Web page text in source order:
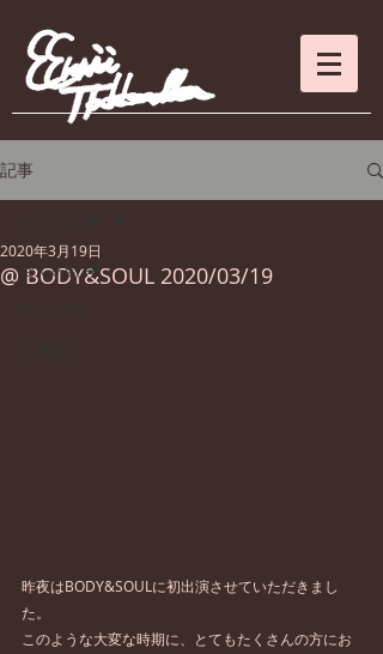
記事
全ての記事
@ BODY&SOUL 2020/03/19
2020年3月19日
昨夜はBODY&SOULに初出演させていただきまし
た。
このような大変な時期に、とてもたくさんの方にお